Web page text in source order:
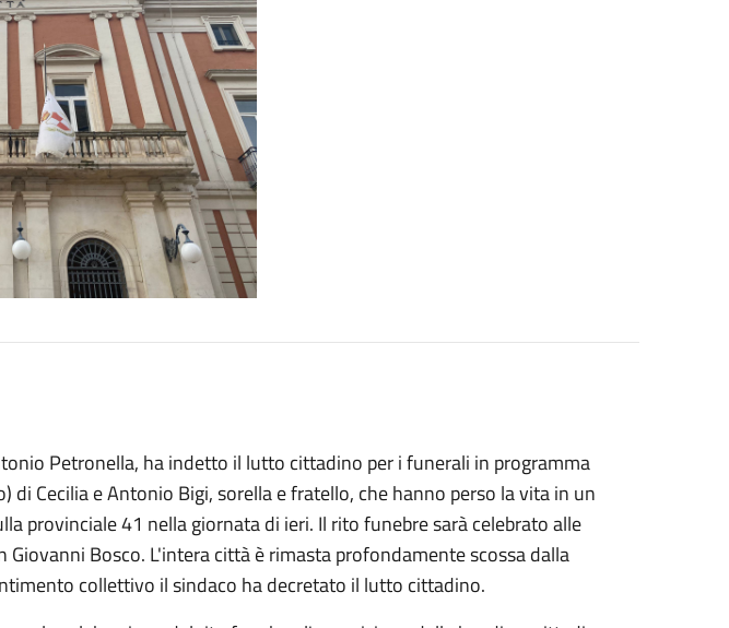
Petronella, ha indetto il lutto cittadino per i funerali in programma
di Cecilia e Antonio Bigi, sorella e fratello, che hanno perso la vita in un
provinciale 41 nella giornata di ieri. Il rito funebre sarà celebrato alle
Giovanni Bosco. L'intera città è rimasta profondamente scossa dalla
collettivo il sindaco ha decretato il lutto cittadino.